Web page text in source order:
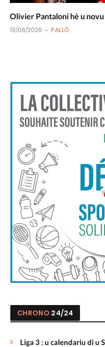
Olivier Pantaloni hè u
19/06/2026 PALLÒ
CHRONO 24/24
Liga 3 : u calendariu di u